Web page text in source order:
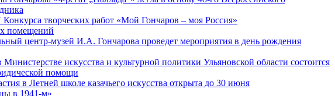
творческих работ «Мой Гончаров – моя Россия»
помещений
центр-музей И.А. Гончарова проведет мероприятия в день рождения
искусства и культурной политики Ульяновской области состоится
помощи
в Летней школе казачьего искусства открыта до 30 июня
в 1941-м»